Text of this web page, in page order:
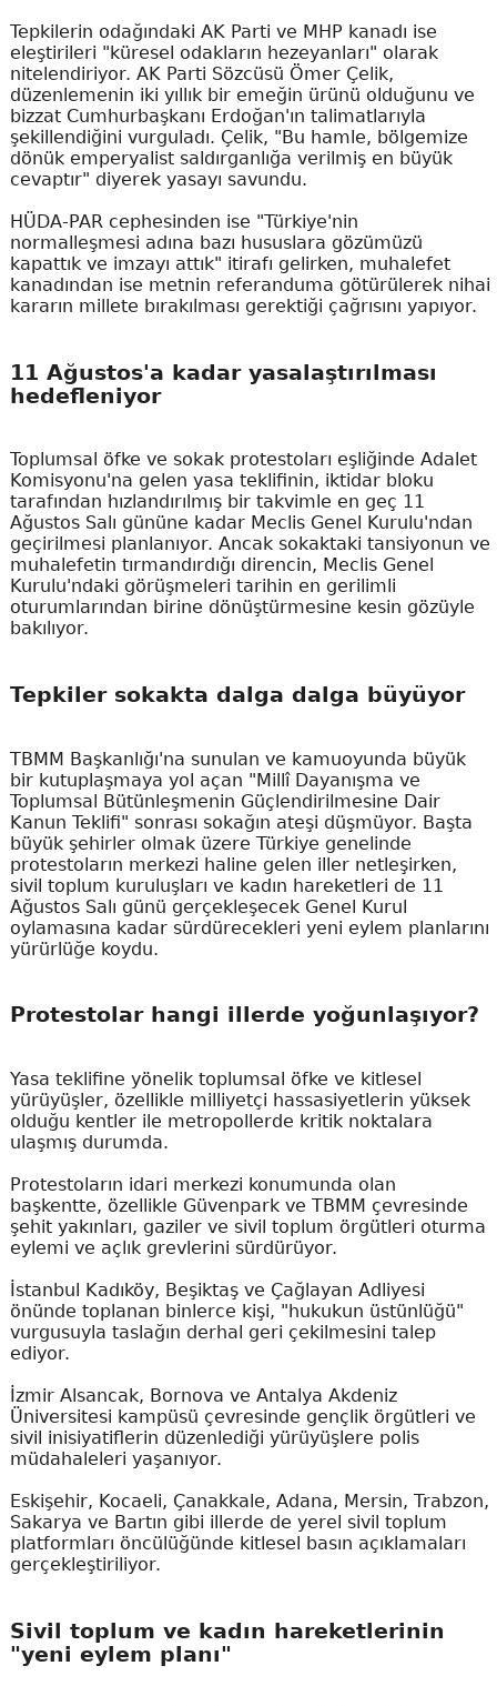
Tepkilerin odağındaki AK Parti ve MHP kanadı ise
eleştirileri "küresel odakların hezeyanları" olarak
nitelendiriyor. AK Parti Sözcüsü Ömer Çelik,
düzenlemenin iki yıllık bir emeğin ürünü olduğunu ve
bizzat Cumhurbaşkanı Erdoğan'ın talimatlarıyla
şekillendiğini vurguladı. Çelik, "Bu hamle, bölgemize
dönük emperyalist saldırganlığa verilmiş en büyük
cevaptır" diyerek yasayı savundu.
HÜDA-PAR cephesinden ise "Türkiye'nin
normalleşmesi adına bazı hususlara gözümüzü
kapattık ve imzayı attık" itirafı gelirken, muhalefet
kanadından ise metnin referanduma götürülerek nihai
kararın millete bırakılması gerektiği çağrısını yapıyor.
11 Ağustos'a kadar yasalaştırılması
hedefleniyor
Toplumsal öfke ve sokak protestoları eşliğinde Adalet
Komisyonu'na gelen yasa teklifinin, iktidar bloku
tarafından hızlandırılmış bir takvimle en geç 11
Ağustos Salı gününe kadar Meclis Genel Kurulu'ndan
geçirilmesi planlanıyor. Ancak sokaktaki tansiyonun ve
muhalefetin tırmandırdığı direncin, Meclis Genel
Kurulu'ndaki görüşmeleri tarihin en gerilimli
oturumlarından birine dönüştürmesine kesin gözüyle
bakılıyor.
Tepkiler sokakta dalga dalga büyüyor
TBMM Başkanlığı'na sunulan ve kamuoyunda büyük
bir kutuplaşmaya yol açan "Millî Dayanışma ve
Toplumsal Bütünleşmenin Güçlendirilmesine Dair
Kanun Teklifi" sonrası sokağın ateşi düşmüyor. Başta
büyük şehirler olmak üzere Türkiye genelinde
protestoların merkezi haline gelen iller netleşirken,
sivil toplum kuruluşları ve kadın hareketleri de 11
Ağustos Salı günü gerçekleşecek Genel Kurul
oylamasına kadar sürdürecekleri yeni eylem planlarını
yürürlüğe koydu.
Protestolar hangi illerde yoğunlaşıyor?
Yasa teklifine yönelik toplumsal öfke ve kitlesel
yürüyüşler, özellikle milliyetçi hassasiyetlerin yüksek
olduğu kentler ile metropollerde kritik noktalara
ulaşmış durumda.
Protestoların idari merkezi konumunda olan
başkentte, özellikle Güvenpark ve TBMM çevresinde
şehit yakınları, gaziler ve sivil toplum örgütleri oturma
eylemi ve açlık grevlerini sürdürüyor.
İstanbul Kadıköy, Beşiktaş ve Çağlayan Adliyesi
önünde toplanan binlerce kişi, "hukukun üstünlüğü"
vurgusuyla taslağın derhal geri çekilmesini talep
ediyor.
İzmir Alsancak, Bornova ve Antalya Akdeniz
Üniversitesi kampüsü çevresinde gençlik örgütleri ve
sivil inisiyatiflerin düzenlediği yürüyüşlere polis
müdahaleleri yaşanıyor.
Eskişehir, Kocaeli, Çanakkale, Adana, Mersin, Trabzon,
Sakarya ve Bartın gibi illerde de yerel sivil toplum
platformları öncülüğünde kitlesel basın açıklamaları
gerçekleştiriliyor.
Sivil toplum ve kadın hareketlerinin
"yeni eylem planı"